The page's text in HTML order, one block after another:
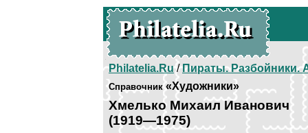
Philatelia.Ru/Пираты. Разбойники.
Справочник«Художники»
Хмелько Михаил Иванович
(1919—1975)